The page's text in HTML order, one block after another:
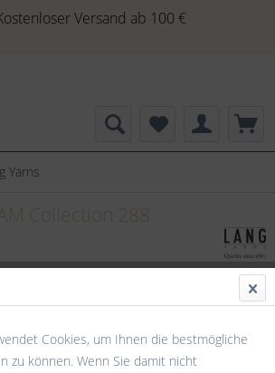
Versand ab 100 €
Yarns
Cookies, um Ihnen die bestmögliche
zu können. Wenn Sie damit nicht